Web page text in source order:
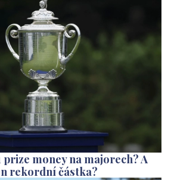
money na majorech? A
rekordní částka?